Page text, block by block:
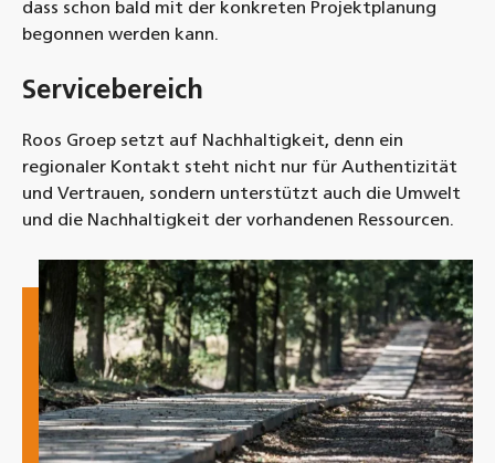
dass schon bald mit der konkreten Projektplanung
begonnen werden kann.
Servicebereich
Roos Groep setzt auf Nachhaltigkeit, denn ein
regionaler Kontakt steht nicht nur für Authentizität
und Vertrauen, sondern unterstützt auch die Umwelt
und die Nachhaltigkeit der vorhandenen Ressourcen.